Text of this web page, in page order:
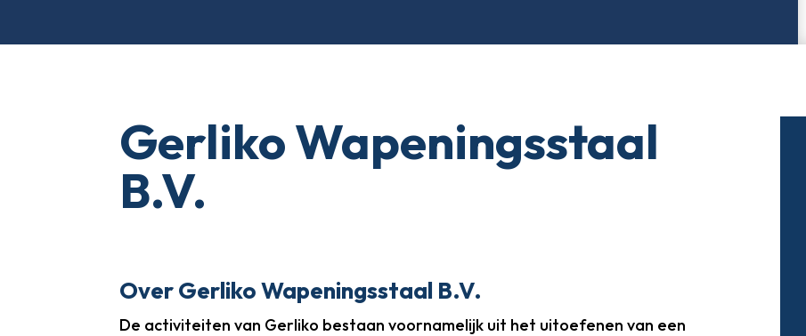
Gerliko Wapeningsstaal
B.V.
Over Gerliko Wapeningsstaal B.V.
De activiteiten van Gerliko bestaan voornamelijk uit het uitoefenen van een